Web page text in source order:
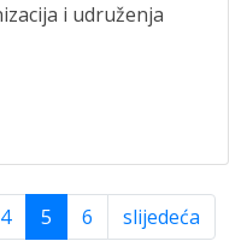
i udruženja
4 5 6 slijedeća